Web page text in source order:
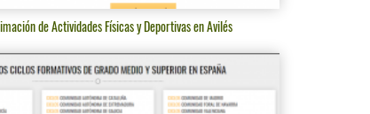
de Actividades Físicas y Deportivas en Avilés